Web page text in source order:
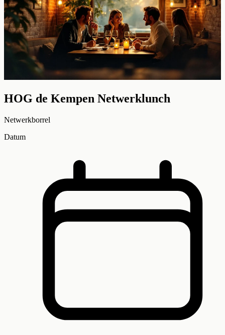
HOG de Kempen Netwerklunch
Netwerkborrel
Datum